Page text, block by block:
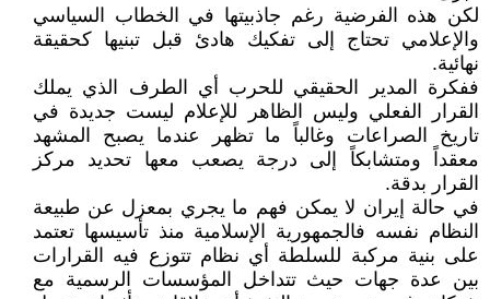
لكن هذه الفرضية رغم جاذبيتها في الخطاب السياسي
والإعلامي تحتاج إلى تفكيك هادئ قبل تبنيها كحقيقة
نهائية.
ففكرة المدير الحقيقي للحرب أي الطرف الذي يملك
القرار الفعلي وليس الظاهر للإعلام ليست جديدة في
تاريخ الصراعات وغالباً ما تظهر عندما يصبح المشهد
معقداً ومتشابكاً إلى درجة يصعب معها تحديد مركز
القرار بدقة.
في حالة إيران لا يمكن فهم ما يجري بمعزل عن طبيعة
النظام نفسه فالجمهورية الإسلامية منذ تأسيسها تعتمد
على بنية مركبة للسلطة أي نظام تتوزع فيه القرارات
بين عدة جهات حيث تتداخل المؤسسات الرسمية مع